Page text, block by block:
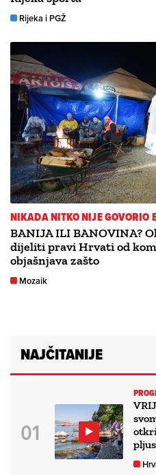
Rijeka i PGŽ
NIKADA NITKO NIJE GOVORIO
BANIJA ILI BANOVINA?
dijeliti pravi Hrvati od
objašnjava zašto
Mozaik
NAJČITANIJE